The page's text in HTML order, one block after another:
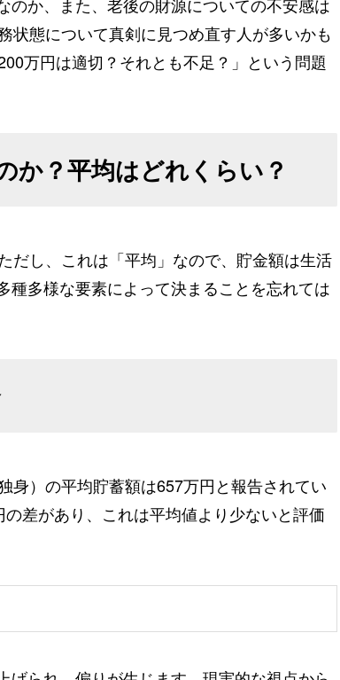
状態について真剣に見つめ直す人が多いかも
万円は適切？それとも不足？」という問題
か？平均はどれくらい？
だし、これは「平均」なので、貯金額は生活
多様な要素によって決まることを忘れては
身）の平均貯蓄額は657万円と報告されてい
差があり、これは平均値より少ないと評価